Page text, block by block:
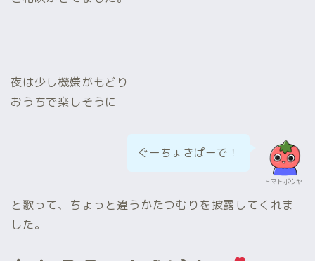
夜は少し機嫌がもどり
おうちで楽しそうに
トマトボウヤ
ぐーちょきぱーで！
と歌って、ちょっと違うかたつむりを披露してくれま
した。